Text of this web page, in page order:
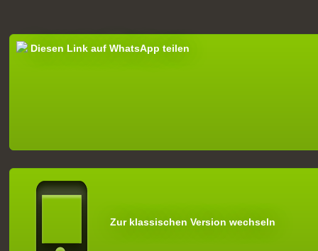
Diesen Link auf WhatsApp teilen
Zur klassischen Version wechseln